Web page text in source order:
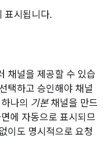
표시됩니다.
채널을 제공할 수 있습
택하고 승인해야 채널
나의 기본채널을 만드
에 자동으로 표시되므
이도 명시적으로 요청